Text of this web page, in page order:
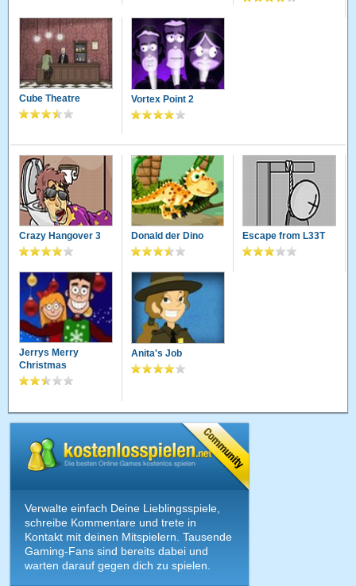
Cube Theatre Vortex Point 2
Crazy Hangover 3 Donald der Dino Escape from L33T
Jerrys Merry
Christmas
Anita's Job
Verwalte einfach Deine Lieblingsspiele,
schreibe Kommentare und trete in
Kontakt mit deinen Mitspielern. Tausende
Gaming-Fans sind bereits dabei und
warten darauf gegen dich zu spielen.